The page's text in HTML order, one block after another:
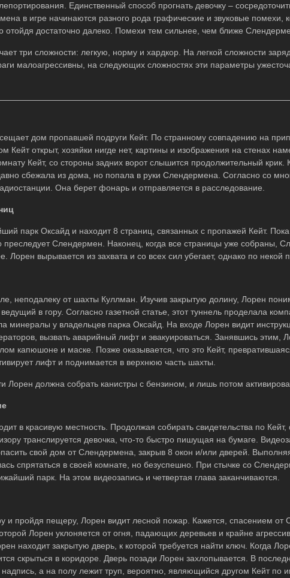
Единственный способ прогнать девочку –
в игре начинаются разного рода графические и звуковые помехи,
отойдя достаточно далеко. Помехи тем сильнее, чем ближе
три сложности: легкую, норму и хардкор. На легкой сложности
малоагрессивны, на следующих сложностях эти параметры
дом пропавшей подруги Кейт. По странному совпадению на
Кейт открыт, хозяйки нигде нет, картины и изображения на стенах
Кейт, со стороны задних ворот слышится продолжительный крик.
сбежала из дома, но попала в руки Слендермена. Согласно со
Она берет фонарь и отправляется в расследование.
парк Оксайд и находит 8 страниц, связанных с пропажей Кейт.
преследует Слендермен. Наконец, когда все страницы уже собраны,
Лорен вырывается из захвата и со всех сил убегает, однако по некой
неподалеку от шахты Куллман. Изучив закрытую долину, Лорен
в гору. Согласно газетной статье, этот туннель проделала
минералы у владельцев парка Оксайд. На входе Лорен видит
вызвать аварийный лифт и эвакуироваться. Занявшись этим,
капюшоне и маске. Позже оказывается, что это Кейт,
лифт и поднимается в верхнюю часть шахты.
Лорен должна собрать канистры с бензином, и лишь потом
в красивую местность. Продолжая собирать свидетельства по
транслируется девочка, что-то быстро пишущая на бумаге.
свой дом от Слендермена, закрыв 8 окон и/или дверей.
спрятаться в своей комнате, но безуспешно. При стычке со
парк. На этом видеозапись и четвертая глава заканчиваются.
и пройдя пещеру, Лорен видит лесной пожар. Кажется, спасением от
Лорен уклоняется от огня, падающих деревьев и крайне
находит закрытую дверь, к которой требуется найти ключ. Когда
скрыться в коридоре. Дверь позади Лорен захлопывается. В
надпись, а на полу лежит труп, вероятно, являющийся другом Кейт по